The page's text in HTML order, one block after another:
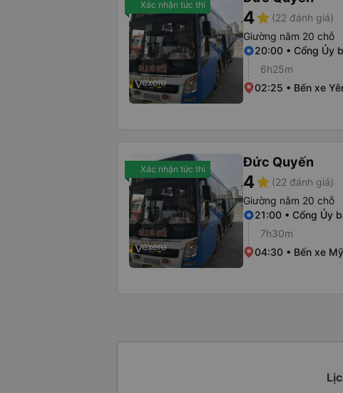
Xác nhận tức thì
4star (22 đánh giá)
Giường nằm 20 chỗ
20:00 • Cổng Ủy
6h25m
02:25 • Bến xe
Xác nhận tức thì Đức Quyến
4star (22 đánh giá)
Giường nằm 20 chỗ
21:00 • Cổng Ủy
7h30m
04:30 • Bến xe